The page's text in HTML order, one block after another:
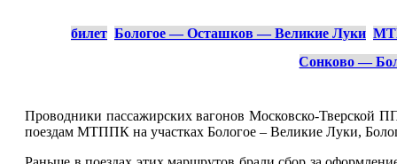
билет Бологое — Осташков — Великие Луки
Сонково —
Проводники пассажирских вагонов Московско-Тверской
поездам МТППК на участках Бологое – Великие Луки,